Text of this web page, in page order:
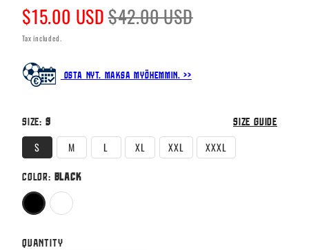
Sale
price
$15.00 USD Regular
price
$42.00 USD
Tax included.
Osta nyt. Maksa myöhemmin. >>
Size: S Size guide
S M L XL XXL XXXL
Color: Black
Black White
Quantity